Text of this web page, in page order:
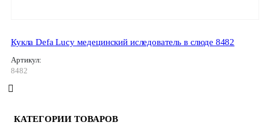
Кукла Defa Lucy медецинский иследователь в слюде 8482
Артикул:
8482
КАТЕГОРИИ ТОВАРОВ